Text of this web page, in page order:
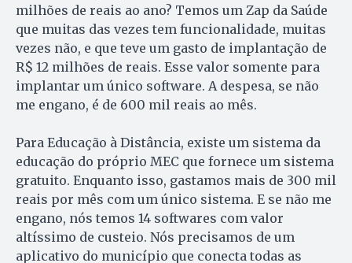
milhões de reais ao ano? Temos um Zap da Saúde
que muitas das vezes tem funcionalidade, muitas
vezes não, e que teve um gasto de implantação de
R$ 12 milhões de reais. Esse valor somente para
implantar um único software. A despesa, se não
me engano, é de 600 mil reais ao mês.
Para Educação à Distância, existe um sistema da
educação do próprio MEC que fornece um sistema
gratuito. Enquanto isso, gastamos mais de 300 mil
reais por mês com um único sistema. E se não me
engano, nós temos 14 softwares com valor
altíssimo de custeio. Nós precisamos de um
aplicativo do município que conecta todas as